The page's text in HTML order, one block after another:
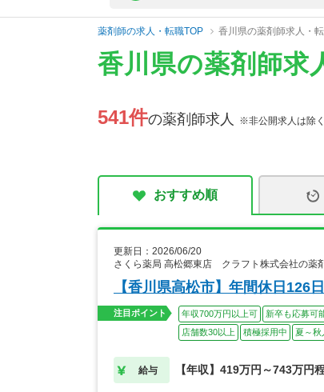
薬剤師の求人・転職TOP 香川県の薬剤師求人・
香川県の薬剤師求
541件の薬剤師求人 ※非公開求人は除く
おすすめ順
更新日：2026/06/20
さくら薬局 高松郷東店 クラフト株式会社の薬
【香川県高松市】年間休日
注目ポイント 年収700万円以上可 新卒も応募可
店舗数30以上
積極採用中 夏～秋
給与 【年収】419万円～743万円